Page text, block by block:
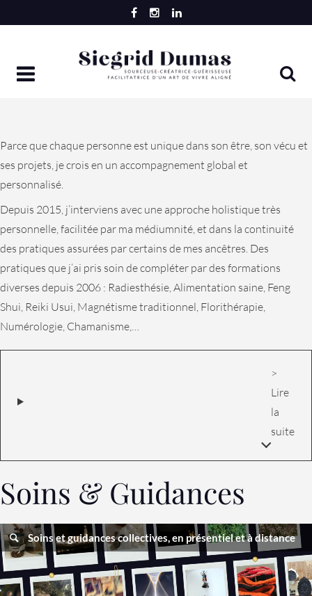
to
Parce que chaque personne est unique dans son être, son vécu et
ses projets, je crois en un accompagnement global et
personnalisé.
Depuis 2015, j’interviens avec une approche holistique très
personnelle, facilitée par ma médiumnité, et dans la continuité
des pratiques assurées par certains de mes ancêtres. Des
pratiques que j’ai pris soin de compléter par des formations
diverses depuis 2006 : Radiesthésie, Alimentation saine, Feng
Shui, Reiki Usui, Magnétisme traditionnel, Florithérapie,
Numérologie, Chamanisme,…
>
Lire
la
suite
Soins & Guidances
Soins et guidances collectives, en présentiel et à distance